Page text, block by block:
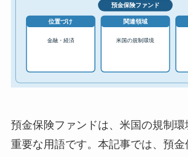
預金保険ファンドは、米国の規制環
重要な用語です。本記事では、預金